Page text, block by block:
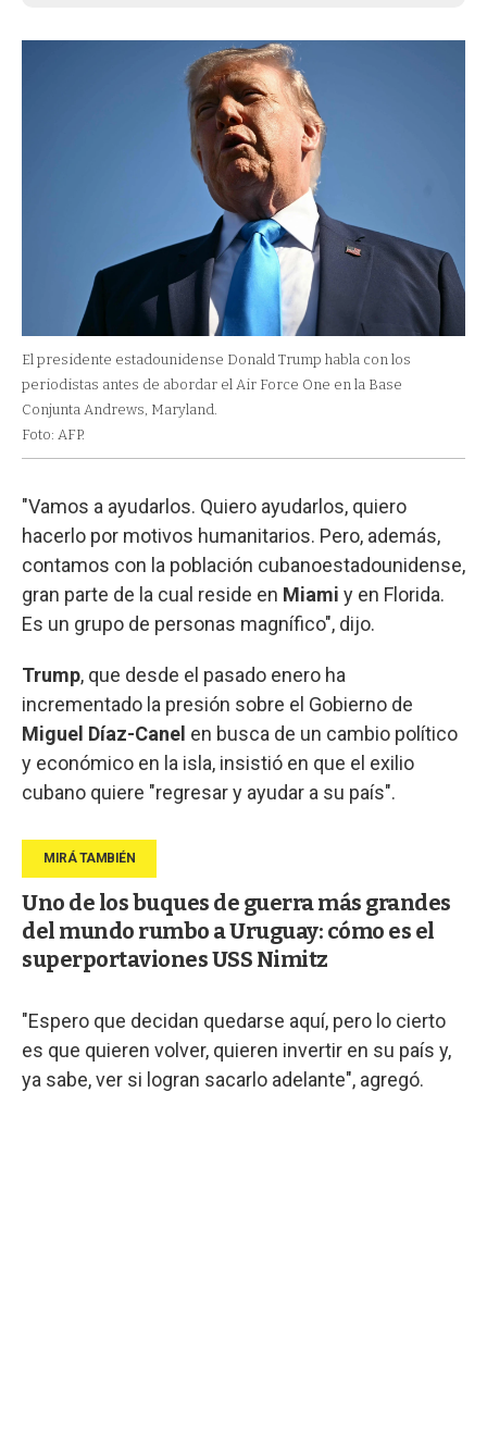
El presidente estadounidense Donald Trump habla con los
periodistas antes de abordar el Air Force One en la Base
Conjunta Andrews, Maryland.
Foto: AFP.
"Vamos a ayudarlos. Quiero ayudarlos, quiero
hacerlo por motivos humanitarios. Pero, además,
contamos con la población cubanoestadounidense,
gran parte de la cual reside en Miami y en Florida.
Es un grupo de personas magnífico", dijo.
Trump, que desde el pasado enero ha
incrementado la presión sobre el Gobierno de
Miguel Díaz-Canel en busca de un cambio político
y económico en la isla, insistió en que el exilio
cubano quiere "regresar y ayudar a su país".
Uno de los buques de guerra más grandes
del mundo rumbo a Uruguay: cómo es el
superportaviones USS Nimitz
"Espero que decidan quedarse aquí, pero lo cierto
es que quieren volver, quieren invertir en su país y,
ya sabe, ver si logran sacarlo adelante", agregó.